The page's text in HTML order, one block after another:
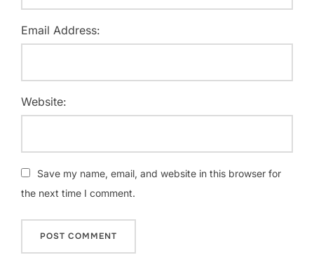
Email Address:
Website:
Save my name, email, and website in this browser for
the next time I comment.